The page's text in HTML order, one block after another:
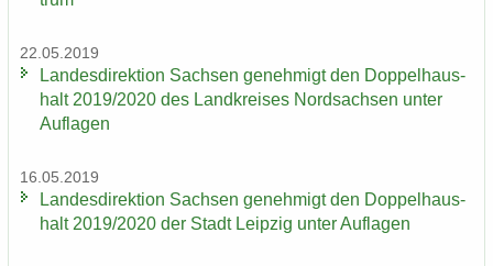
22.05.2019
Lan­des­di­rek­ti­on Sach­sen ge­neh­migt den Dop­pel­haus­
halt 2019/2020 des Land­krei­ses Nord­sach­sen unter
Auf­la­gen
16.05.2019
Lan­des­di­rek­ti­on Sach­sen ge­neh­migt den Dop­pel­haus­
halt 2019/2020 der Stadt Leip­zig unter Auf­la­gen